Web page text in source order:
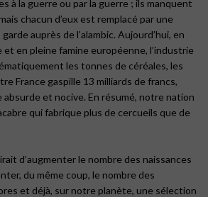
à la guerre ou par la guerre ; ils manquent
chacun d’eux est remplacé par une
auprès de l’alambic. Aujourd’hui, en
en pleine famine européenne, l’industrie
les tonnes de céréales, les
France gaspille 13 milliards de francs,
absurde et nocive. En résumé, notre nation
qui fabrique plus de cercueils que de
d’augmenter le nombre des naissances
du même coup, le nombre des
et déjà, sur notre planète, une sélection